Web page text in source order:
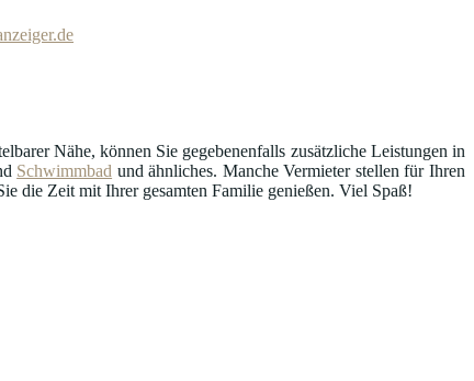
Nähe, können Sie gegebenenfalls zusätzliche Leistungen in
Schwimmbad und ähnliches. Manche Vermieter stellen für Ihren
die Zeit mit Ihrer gesamten Familie genießen. Viel Spaß!